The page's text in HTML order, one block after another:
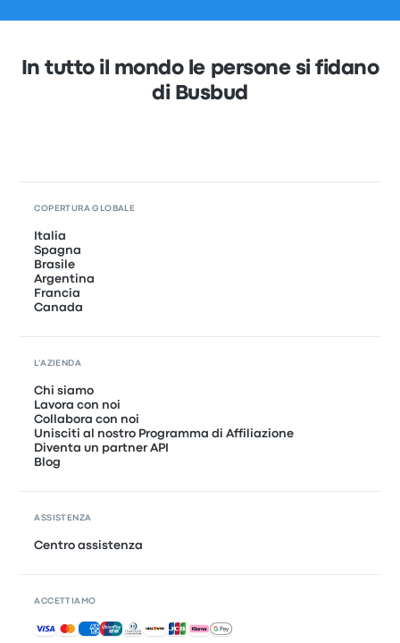
In tutto il mondo le persone si fidano
di Busbud
COPERTURA GLOBALE
Italia
Spagna
Brasile
Argentina
Francia
Canada
L'AZIENDA
Chi siamo
Lavora con noi
Collabora con noi
Unisciti al nostro Programma di Affiliazione
Diventa un partner API
Blog
ASSISTENZA
Centro assistenza
ACCETTIAMO
Pagamenti accettati